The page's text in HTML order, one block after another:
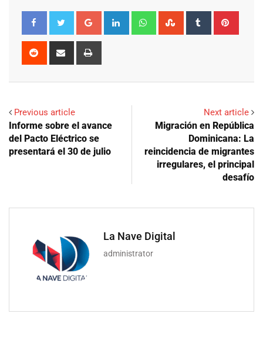
Google+ LinkedIn WhatsappStumbleUpon
Tumblr
Reddit
Share
Previous article
Informe sobre el avance
del Pacto Eléctrico se
presentará el 30 de julio
Next article
Migración en República
Dominicana: La
reincidencia de migrantes
irregulares, el principal
desafío
La Nave Digital
administrator